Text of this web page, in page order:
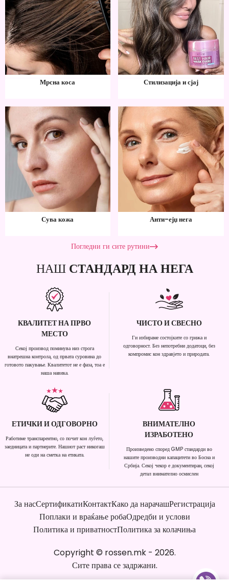
Мрсна коса Стилизација и сјај
Сува кожа Анти-ејџ нега
Погледни ги сите рутини
НАШ СТАНДАРД НА НЕГА
КВАЛИТЕТ НА ПРВО
МЕСТО
Секој производ поминува низ строга
внатрешна контрола, од првата суровина до
готовото пакување. Квалитетот не е фаза, тоа е
наша навика.
ЧИСТО И СВЕСНО
Ги избираме состојките со грижа и
одговорност. Без непотребни додатоци, без
компромис кон здравјето и природата.
ЕТИЧКИ И ОДГОВОРНО
Работиме транспарентно, со почит кон луѓето,
заедницата и партнерите. Нашиот раст никогаш
не оди на сметка на етиката.
ВНИМАТЕЛНО
ИЗРАБОТЕНО
Произведено според GMP стандарди во
нашите производни капацитети во Босна и
Србија. Секој чекор е документиран, секој
детал внимателно осмислен
За насСертификатиКонтактКако да нарачашРегистрација
Поплаки и враќање робаОдредби и услови
Политика и приватностПолитика за колачиња
Copyright © rossen.mk- 2026.
Сите права се задржани.